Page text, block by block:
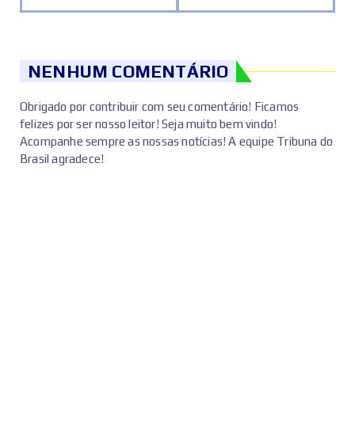
NENHUM COMENTÁRIO
Obrigado por contribuir com seu comentário! Ficamos
felizes por ser nosso leitor! Seja muito bem vindo!
Acompanhe sempre as nossas notícias! A equipe Tribuna do
Brasil agradece!